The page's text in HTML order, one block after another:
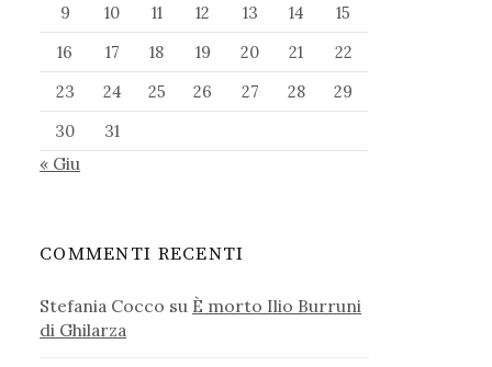
9
10 11 12 13 14
15
16
17 18 19 20 21
22
23
24 25 26 27 28
29
30
31
« Giu
COMMENTI RECENTI
Stefania Cocco su È morto Ilio Burruni
di Ghilarza